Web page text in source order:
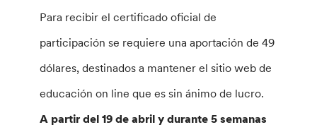
Para recibir el certificado oficial de
participación se requiere una aportación de 49
dólares, destinados a mantener el sitio web de
educación on line que es sin ánimo de lucro.
A partir del 19 de abril y durante 5 semanas